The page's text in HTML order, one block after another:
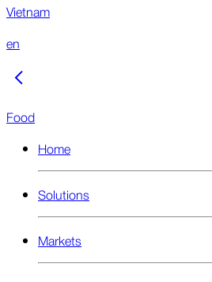
Vietnam
en
Food
Home
Solutions
Markets